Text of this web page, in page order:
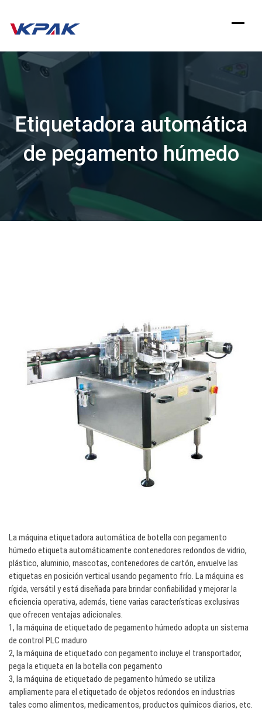
saltar
Etiquetadora automática
de pegamento húmedo
La máquina etiquetadora automática de botella con pegamento
húmedo etiqueta automáticamente contenedores redondos de vidrio,
plástico, aluminio, mascotas, contenedores de cartón, envuelve las
etiquetas en posición vertical usando pegamento frío. La máquina es
rígida, versátil y está diseñada para brindar confiabilidad y mejorar la
eficiencia operativa, además, tiene varias características exclusivas
que ofrecen ventajas adicionales.
1, la máquina de etiquetado de pegamento húmedo adopta un sistema
de control PLC maduro
2, la máquina de etiquetado con pegamento incluye el transportador,
pega la etiqueta en la botella con pegamento
3, la máquina de etiquetado de pegamento húmedo se utiliza
ampliamente para el etiquetado de objetos redondos en industrias
tales como alimentos, medicamentos, productos químicos diarios, etc.